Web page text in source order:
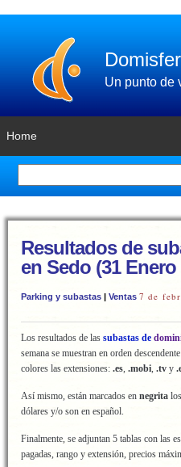
Un punto de
Home
Resultados de
en Sedo (31
Parking y subastas | Ventas 7 de
Los resultados de las subastas de
semana se muestran en orden
colores las extensiones: .es, .mobi, .tv y
Así mismo, están marcados en negrita los
dólares y/o son en español.
Finalmente, se adjuntan 5 tablas con las
pagadas, rango y extensión, precios